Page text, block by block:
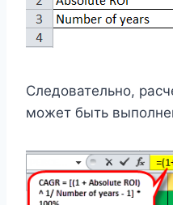
Следовательно,
может быть